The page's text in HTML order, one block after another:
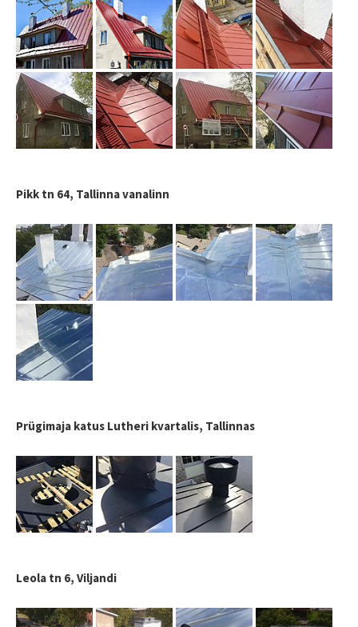
Pikk tn 64, Tallinna vanalinn
Prügimaja katus Lutheri kvartalis, Tallinnas
Leola tn 6, Viljandi